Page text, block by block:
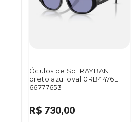
Óculos de Sol RAYBAN
preto azul oval 0RB4476L
66777653
R$ 730,00